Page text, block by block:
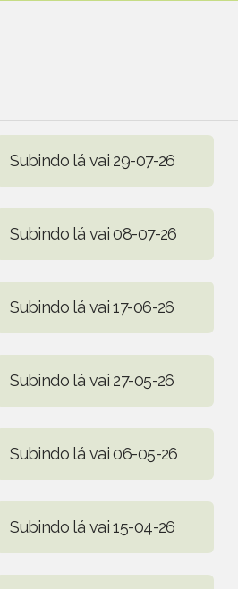
Subindo lá vai 29-07-26
Subindo lá vai 08-07-26
Subindo lá vai 17-06-26
Subindo lá vai 27-05-26
Subindo lá vai 06-05-26
Subindo lá vai 15-04-26